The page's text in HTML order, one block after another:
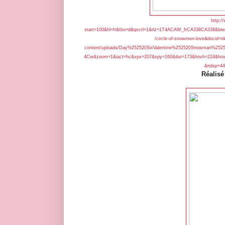
http://
/circle-of-snowmen-
content/uploads/